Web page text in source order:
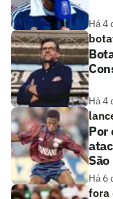
Há 4
Há 4
Por
Há 6
fora